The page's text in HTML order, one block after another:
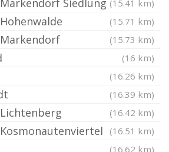
Siedlung (15.41 km)
(15.71 km)
(15.73 km)
(16 km)
(16.26 km)
(16.39 km)
(16.42 km)
(16.51 km)
(16.62 km)